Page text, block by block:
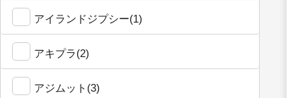
アイランドジプシー(1)
アキプラ(2)
アジムット(3)